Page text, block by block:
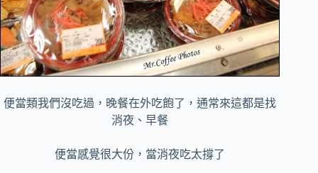
便當類我們沒吃過，晚餐在外吃飽了，通常來這都是找
消夜、早餐
便當感覺很大份，當消夜吃太撐了